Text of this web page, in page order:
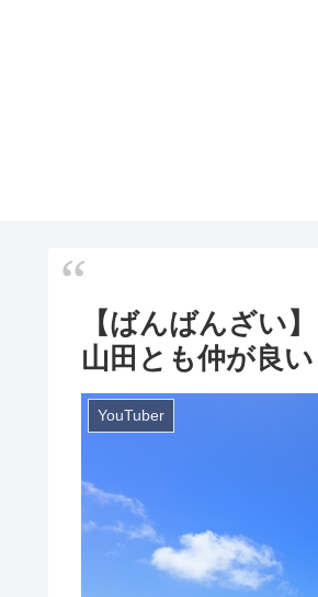
【ばんばんざい
山田とも仲が良い
YouTuber